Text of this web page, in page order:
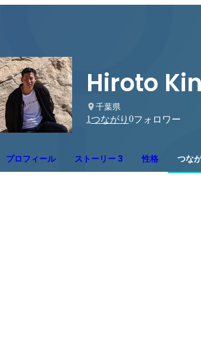
Hiroto
千葉県
1つながり 0フォロワー
プロフィール ストーリー 3 性格 つな